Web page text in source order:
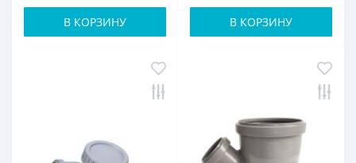
В КОРЗИНУ В КОРЗИНУ